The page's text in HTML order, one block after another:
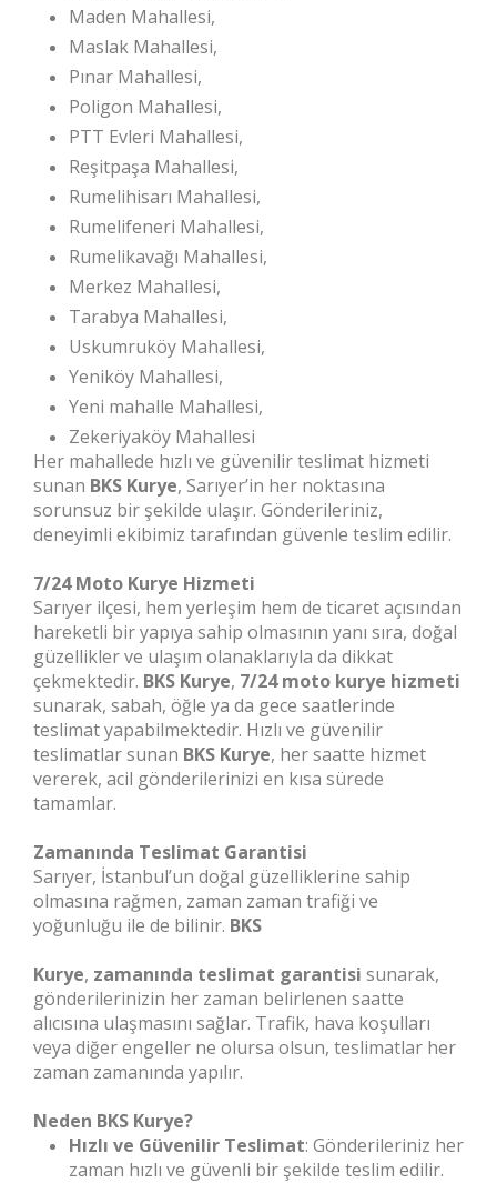
Maden Mahallesi,
Maslak Mahallesi,
Pınar Mahallesi,
Poligon Mahallesi,
PTT Evleri Mahallesi,
Reşitpaşa Mahallesi,
Rumelihisarı Mahallesi,
Rumelifeneri Mahallesi,
Rumelikavağı Mahallesi,
Merkez Mahallesi,
Tarabya Mahallesi,
Uskumruköy Mahallesi,
Yeniköy Mahallesi,
Yeni mahalle Mahallesi,
Zekeriyaköy Mahallesi
Her mahallede hızlı ve güvenilir teslimat hizmeti
sunan BKS Kurye, Sarıyer’in her noktasına
sorunsuz bir şekilde ulaşır. Gönderileriniz,
deneyimli ekibimiz tarafından güvenle teslim edilir.
7/24 Moto Kurye Hizmeti
Sarıyer ilçesi, hem yerleşim hem de ticaret açısından
hareketli bir yapıya sahip olmasının yanı sıra, doğal
güzellikler ve ulaşım olanaklarıyla da dikkat
çekmektedir. BKS Kurye, 7/24 moto kurye hizmeti
sunarak, sabah, öğle ya da gece saatlerinde
teslimat yapabilmektedir. Hızlı ve güvenilir
teslimatlar sunan BKS Kurye, her saatte hizmet
vererek, acil gönderilerinizi en kısa sürede
tamamlar.
Zamanında Teslimat Garantisi
Sarıyer, İstanbul’un doğal güzelliklerine sahip
olmasına rağmen, zaman zaman trafiği ve
yoğunluğu ile de bilinir. BKS
Kurye, zamanında teslimat garantisi sunarak,
gönderilerinizin her zaman belirlenen saatte
alıcısına ulaşmasını sağlar. Trafik, hava koşulları
veya diğer engeller ne olursa olsun, teslimatlar her
zaman zamanında yapılır.
Neden BKS Kurye?
Hızlı ve Güvenilir Teslimat: Gönderileriniz her
zaman hızlı ve güvenli bir şekilde teslim edilir.